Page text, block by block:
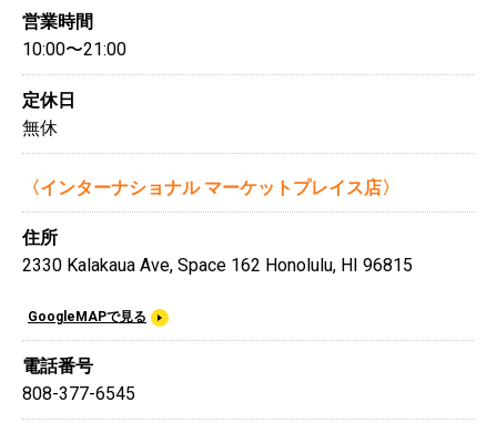
営業時間
10:00〜21:00
定休日
無休
〈インターナショナル マーケットプレイス店〉
住所
2330 Kalakaua Ave, Space 162 Honolulu, HI 96815
GoogleMAPで見る
電話番号
808-377-6545